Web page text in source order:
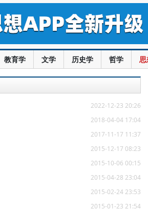
教育学 文学 历史学 哲学
2022-12-23 20:26
2018-04-04 17:04
2017-11-17 11:37
2015-12-17 08:23
2015-10-06 00:15
2015-04-28 23:04
2015-02-24 23:53
2015-01-23 21:54